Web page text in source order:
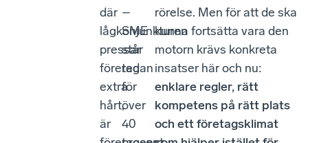
där
lågkonjunkturen
pressar
företag
extra
hårt,
är
–
SME
står
redan
för
över
40
rörelse. Men för att de ska
kunna fortsätta vara den
motorn krävs konkreta
insatser här och nu:
enklare regler, rätt
kompetens på rätt plats
och ett företagsklimat